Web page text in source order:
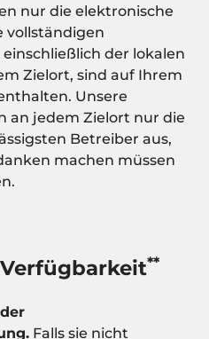
nur die elektronische
vollständigen
der lokalen
Zielort, sind auf Ihrem
Unsere
an jedem Zielort nur die
Betreiber aus,
machen müssen
**
Falls sie nicht